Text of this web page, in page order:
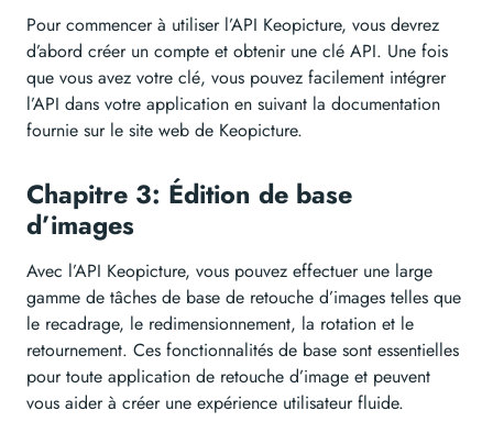
Pour commencer à utiliser l’API Keopicture, vous devrez
d’abord créer un compte et obtenir une clé API. Une fois
que vous avez votre clé, vous pouvez facilement intégrer
l’API dans votre application en suivant la documentation
fournie sur le site web de Keopicture.
Chapitre 3: Édition de base
d’images
Avec l’API Keopicture, vous pouvez effectuer une large
gamme de tâches de base de retouche d’images telles que
le recadrage, le redimensionnement, la rotation et le
retournement. Ces fonctionnalités de base sont essentielles
pour toute application de retouche d’image et peuvent
vous aider à créer une expérience utilisateur fluide.